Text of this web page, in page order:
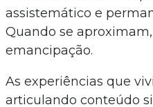
assistemático e
Quando se
emancipação.
As experiências que
articulando conteúdo